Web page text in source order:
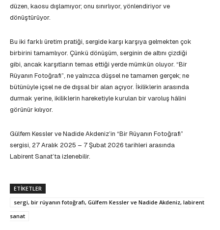
düzen, kaosu dışlamıyor; onu sınırlıyor, yönlendiriyor ve
dönüştürüyor.
Bu iki farklı üretim pratiği, sergide karşı karşıya gelmekten çok
birbirini tamamlıyor. Çünkü dönüşüm, serginin de altını çizdiği
gibi, ancak karşıtların temas ettiği yerde mümkün oluyor. “Bir
Rüyanın Fotoğrafı”, ne yalnızca düşsel ne tamamen gerçek; ne
bütünüyle içsel ne de dışsal bir alan açıyor. İkiliklerin arasında
durmak yerine, ikiliklerin hareketiyle kurulan bir varoluş hâlini
görünür kılıyor.
Gülfem Kessler ve Nadide Akdeniz’in “Bir Rüyanın Fotoğrafı”
sergisi, 27 Aralık 2025 – 7 Şubat 2026 tarihleri arasında
Labirent Sanat’ta izlenebilir.
ETIKETLER
sergi, bir rüyanın fotoğrafı, Gülfem Kessler ve Nadide Akdeniz, labirent
sanat